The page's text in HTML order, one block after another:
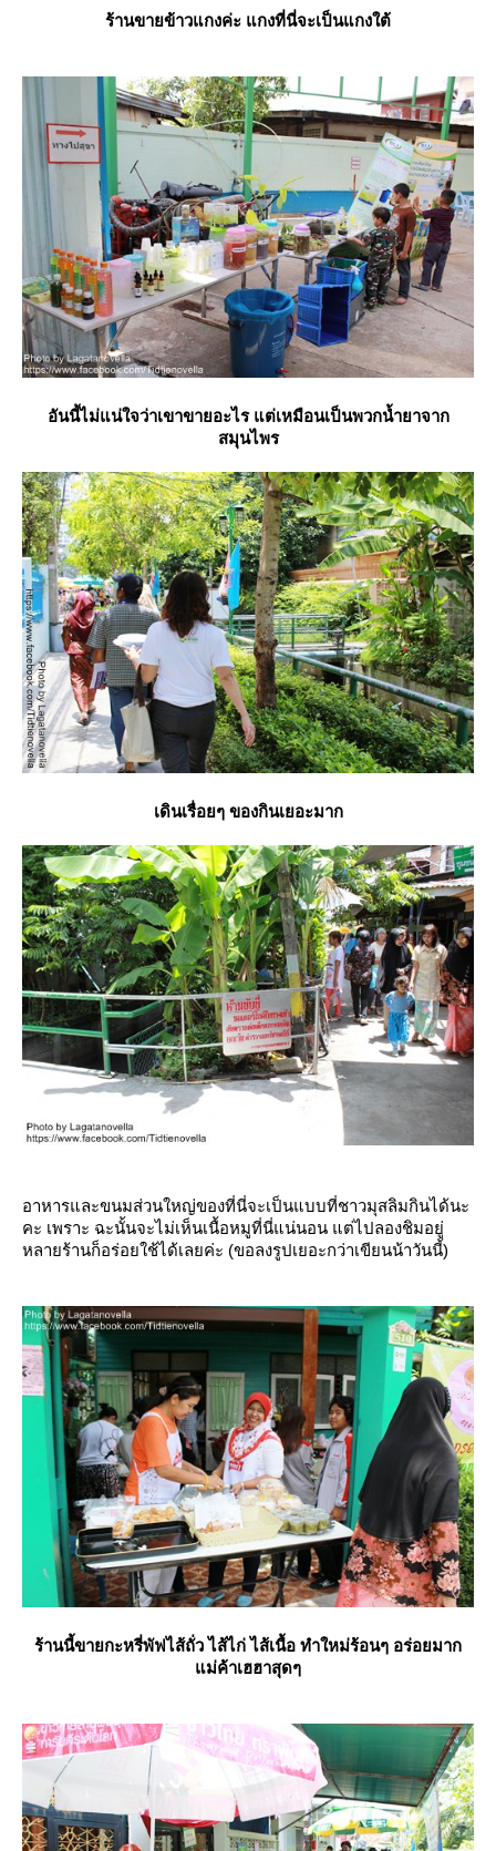
ร้านขายข้าวแกงค่ะ แกงที่นี่จะเป็นแกงใต้
อันนี้ไม่แน่ใจว่าเขาขายอะไร แต่เหมือนเป็นพวกน้ำยาจาก
สมุนไพร
เดินเรื่อยๆ ของกินเยอะมาก
อาหารและขนมส่วนใหญ่ของที่นี่จะเป็นแบบที่ชาวมุสลิมกินได้นะ
คะ เพราะ ฉะนั้นจะไม่เห็นเนื้อหมูที่นี่แน่นอน แต่ไปลองชิมอยู่
หลายร้านก็อร่อยใช้ได้เลยค่ะ (ขอลงรูปเยอะกว่าเขียนน้าวันนี้)
ร้านนี้ขายกะหรี่พัฟไส้ถั่ว ไส้ไก่ ไส้เนื้อ ทำใหม่ร้อนๆ อร่อยมาก
ม่ค้าเฮฮาสุดๆ